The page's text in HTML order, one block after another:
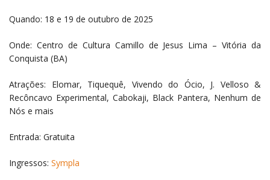
Quando: 18 e 19 de outubro de 2025
Onde: Centro de Cultura Camillo de Jesus Lima – Vitória da
Conquista (BA)
Atrações: Elomar, Tiquequê, Vivendo do Ócio, J. Velloso &
Recôncavo Experimental, Cabokaji, Black Pantera, Nenhum de
Nós e mais
Entrada: Gratuita
Ingressos: Sympla